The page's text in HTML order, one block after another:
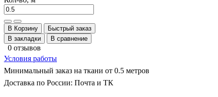
В Корзину
Быстрый заказ
В закладки
В сравнение
0 отзывов
Условия работы
Минимальный заказ на ткани от 0.5 метров
Доставка по России: Почта и ТК